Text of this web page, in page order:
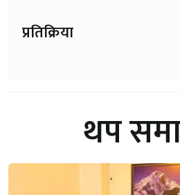
प्रतिक्रिया
थप